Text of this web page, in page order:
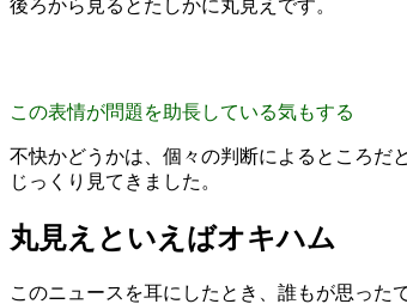
後ろから見るとたしかに丸見えです。
この表情が問題を助長している気もする
不快かどうかは、個々の判断によるところだ
じっくり見てきました。
丸見えといえばオキハム
このニュースを耳にしたとき、誰もが思った